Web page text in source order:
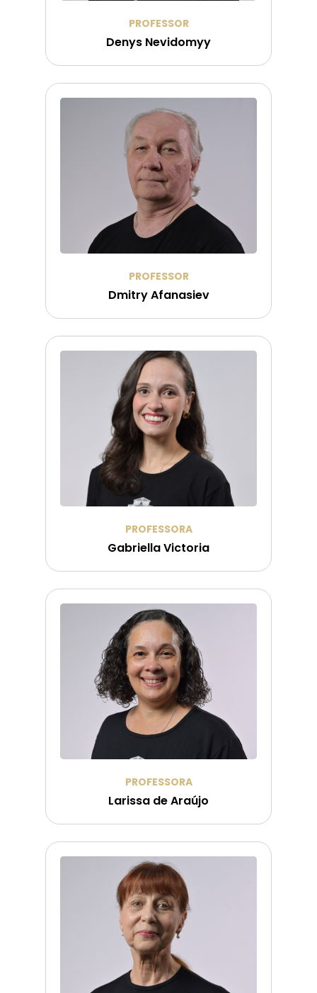
PROFESSOR
Denys Nevidomyy
PROFESSOR
Dmitry Afanasiev
PROFESSORA
Gabriella Victoria
PROFESSORA
Larissa de Araújo